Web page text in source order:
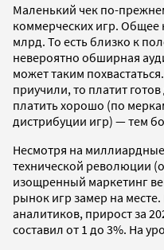
Маленький чек по-
коммерческих игр. Общее
млрд. То есть близко к
невероятно обширная
может таким
приучили, то платит
платить хорошо (по
дистрибуции игр) — тем
Несмотря на
технической революции
изощренный маркетинг
рынок игр замер на
аналитиков, прирост за
составил от 1 до 3%. На